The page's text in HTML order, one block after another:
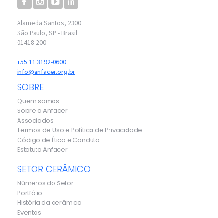
Alameda Santos, 2300
São Paulo, SP - Brasil
01418-200
+55 11 3192-0600
info@anfacer.org.br
SOBRE
Quem somos
Sobre a Anfacer
Associados
Termos de Uso e Política de Privacidade
Código de Ética e Conduta
Estatuto Anfacer
SETOR CERÂMICO
Números do Setor
Portfólio
História da cerâmica
Eventos